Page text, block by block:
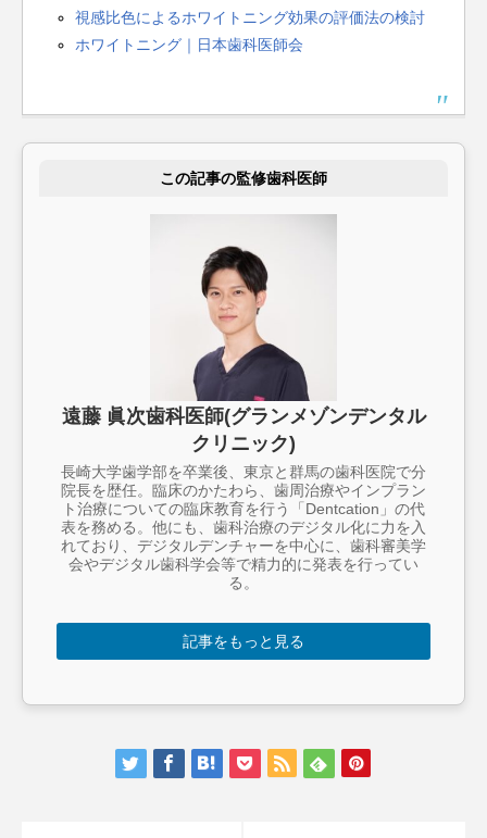
視感比色によるホワイトニング効果の評価法の検討
ホワイトニング｜日本歯科医師会
この記事の監修歯科医師
遠藤 眞次歯科医師(グランメゾンデンタル
クリニック)
長崎大学歯学部を卒業後、東京と群馬の歯科医院で分
院長を歴任。臨床のかたわら、歯周治療やインプラン
ト治療についての臨床教育を行う「Dentcation」の代
表を務める。他にも、歯科治療のデジタル化に力を入
れており、デジタルデンチャーを中心に、歯科審美学
会やデジタル歯科学会等で精力的に発表を行ってい
る。
記事をもっと見る